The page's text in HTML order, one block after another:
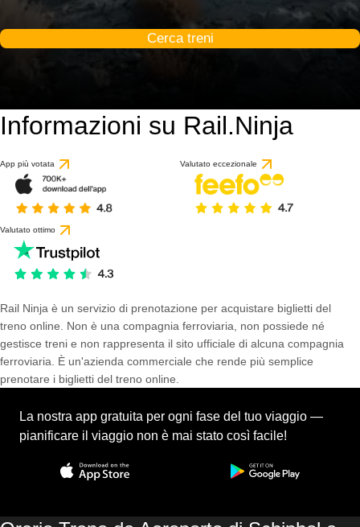
Cerca treni
Informazioni su Rail.Ninja
App più votata Valutato eccezionale
Valutato ottimo
Rail Ninja è un servizio di prenotazione per acquistare biglietti del
treno online. Non è una compagnia ferroviaria, non possiede né
gestisce treni e non rappresenta il sito ufficiale di alcuna compagnia
ferroviaria. È un'azienda commerciale che rende più semplice
prenotare i biglietti del treno online.
La nostra app gratuita per ogni fase del tuo viaggio —
pianificare il viaggio non è mai stato così facile!